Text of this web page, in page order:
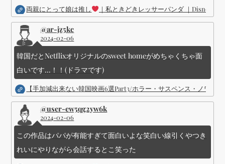
両親にとって娘は推し ｜私ときどきレッサーパンダ ｜Disney (
@ar-jz5kc
2024-02-06
韓国だとNetflixオリジナルのsweet homeがめちゃくちゃ面
白いです...！！(ドラマです)
【手加減出来ない韓国映画6選Part3/ホラー・サスペンス・ノワー
@user-ew5qg2yw6k
2024-02-06
この作品はパパが有能すぎて面白いよな笑白い線引くやつき
れいにやりながら会話するとこ笑った